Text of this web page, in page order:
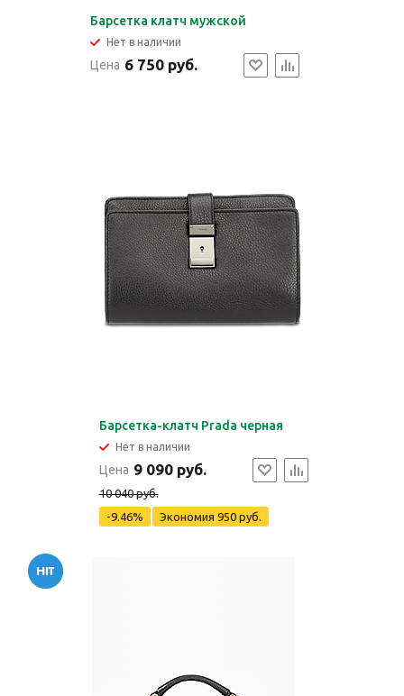
Барсетка клатч мужской
Нет в наличии
Цена 6 750 руб.
Барсетка-клатч Prada черная
Нет в наличии
Цена 9 090 руб.
10 040 руб.
-9.46%
Экономия 950 руб.